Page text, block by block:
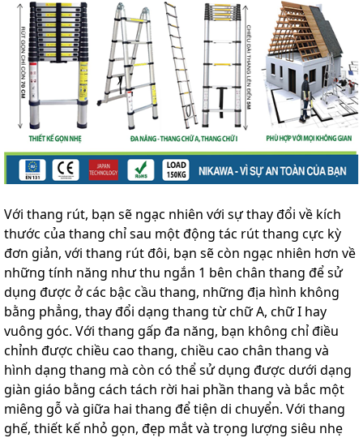
tức
Liên
Với thang rút, bạn sẽ ngạc nhiên với sự thay đổi về kích
thước của thang chỉ sau một động tác rút thang cực kỳ
đơn giản, với thang rút đôi, bạn sẽ còn ngạc nhiên hơn về
những tính năng như thu ngắn 1 bên chân thang để sử
dụng được ở các bậc cầu thang, những địa hình không
bằng phẳng, thay đổi dạng thang từ chữ A, chữ I hay
vuông góc. Với thang gấp đa năng, bạn không chỉ điều
chỉnh được chiều cao thang, chiều cao chân thang và
hình dạng thang mà còn có thể sử dụng được dưới dạng
giàn giáo bằng cách tách rời hai phần thang và bắc một
miêng gỗ và giữa hai thang để tiện di chuyển. Với thang
ghế, thiết kế nhỏ gọn, đẹp mắt và trọng lượng siêu nhẹ